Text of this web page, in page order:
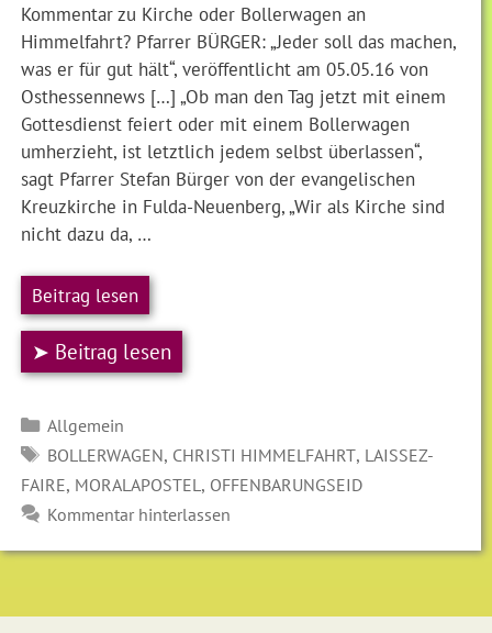
Kommentar zu Kirche oder Bollerwagen an
Himmelfahrt? Pfarrer BÜRGER: „Jeder soll das machen,
was er für gut hält“, veröffentlicht am 05.05.16 von
Osthessennews […] „Ob man den Tag jetzt mit einem
Gottesdienst feiert oder mit einem Bollerwagen
umherzieht, ist letztlich jedem selbst überlassen“,
sagt Pfarrer Stefan Bürger von der evangelischen
Kreuzkirche in Fulda-Neuenberg, „Wir als Kirche sind
nicht dazu da, …
Beitrag lesen
➤ Beitrag lesen
Kategorien
Allgemein
SCHLAGWÖRTER
BOLLERWAGEN, CHRISTI HIMMELFAHRT, LAISSEZ-
FAIRE, MORALAPOSTEL , OFFENBARUNGSEID
Kommentar hinterlassen